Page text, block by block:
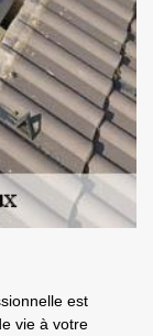
est
vie à votre